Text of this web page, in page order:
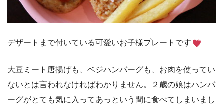
デザートまで付いている可愛いお子様プレートです
大豆ミート唐揚げも、ベジハンバーグも、お肉を使ってい
ないとは言われなければわかりません。２歳の娘はハンバ
ーグがとても気に入ってあっという間に食べてしまいまし